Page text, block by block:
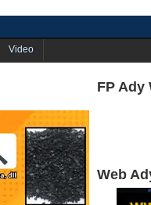
Video
FP Ady
Web